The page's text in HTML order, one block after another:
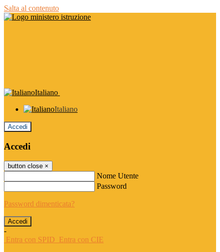
Salta al contenuto
Italiano
Italiano
Accedi
Accedi
button close ×
Nome Utente
Password
Password dimenticata?
-
Entra con SPID Entra con CIE